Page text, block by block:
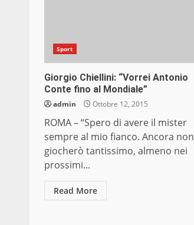
Sport
Giorgio Chiellini: “Vorrei Antonio
Conte fino al Mondiale”
admin Ottobre 12, 2015
ROMA – “Spero di avere il mister
sempre al mio fianco. Ancora non
giocherò tantissimo, almeno nei
prossimi...
Read More